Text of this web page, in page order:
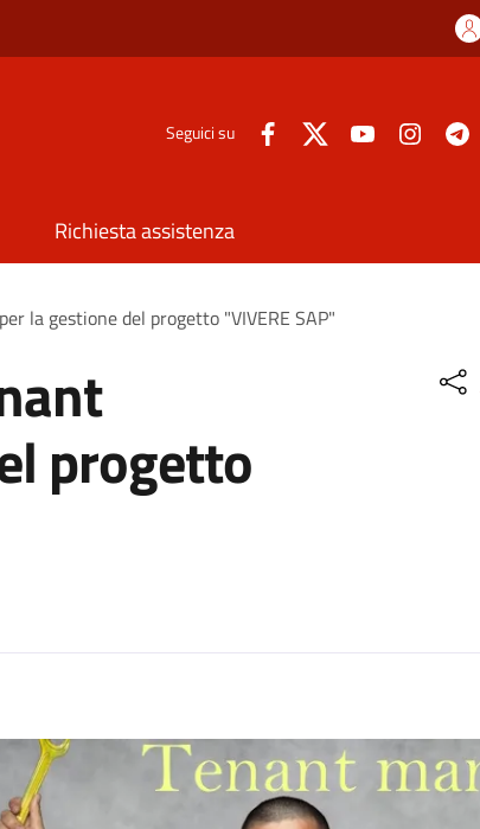
Seguici su
Richiesta assistenza
la gestione del progetto "VIVERE SAP"
progetto